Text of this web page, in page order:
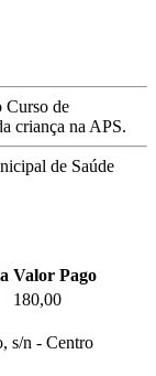
Curso de
criança na APS.
de Saúde
Valor Pago
180,00
s/n - Centro